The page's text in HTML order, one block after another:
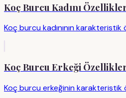
Koç Burcu Kadını
Koç burcu kadınının karakteristik
Koç Burcu Erkeği
Koç burcu erkeğinin karakteristik